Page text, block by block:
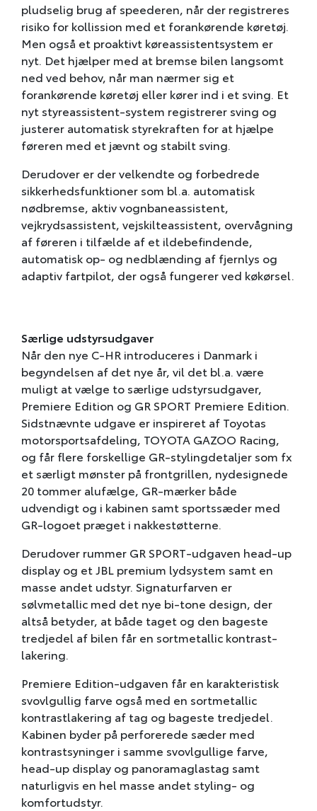
pludselig brug af speederen, når der registreres
risiko for kollission med et forankørende køretøj.
Men også et proaktivt køreassistentsystem er
nyt. Det hjælper med at bremse bilen langsomt
ned ved behov, når man nærmer sig et
forankørende køretøj eller kører ind i et sving. Et
nyt styreassistent-system registrerer sving og
justerer automatisk styrekraften for at hjælpe
føreren med et jævnt og stabilt sving.
Derudover er der velkendte og forbedrede
sikkerhedsfunktioner som bl.a. automatisk
nødbremse, aktiv vognbaneassistent,
vejkrydsassistent, vejskilteassistent, overvågning
af føreren i tilfælde af et ildebefindende,
automatisk op- og nedblænding af fjernlys og
adaptiv fartpilot, der også fungerer ved køkørsel.
Særlige udstyrsudgaver
Når den nye C-HR introduceres i Danmark i
begyndelsen af det nye år, vil det bl.a. være
muligt at vælge to særlige udstyrsudgaver,
Premiere Edition og GR SPORT Premiere Edition.
Sidstnævnte udgave er inspireret af Toyotas
motorsportsafdeling, TOYOTA GAZOO Racing,
og får flere forskellige GR-stylingdetaljer som fx
et særligt mønster på frontgrillen, nydesignede
20 tommer alufælge, GR-mærker både
udvendigt og i kabinen samt sportssæder med
GR-logoet præget i nakkestøtterne.
Derudover rummer GR SPORT-udgaven head-up
display og et JBL premium lydsystem samt en
masse andet udstyr. Signaturfarven er
sølvmetallic med det nye bi-tone design, der
altså betyder, at både taget og den bageste
tredjedel af bilen får en sortmetallic kontrast-
lakering.
Premiere Edition-udgaven får en karakteristisk
svovlgullig farve også med en sortmetallic
kontrastlakering af tag og bageste tredjedel.
Kabinen byder på perforerede sæder med
kontrastsyninger i samme svovlgullige farve,
head-up display og panoramaglastag samt
naturligvis en hel masse andet styling- og
komfortudstyr.